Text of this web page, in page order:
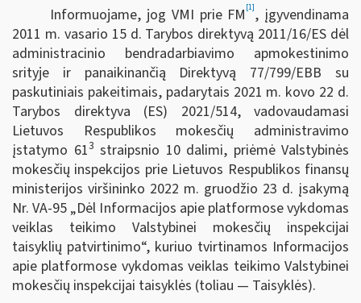
Informuojame, jog VMI prie FM [1], įgyvendinama
2011 m. vasario 15 d. Tarybos direktyvą 2011/16/ES dėl
administracinio bendradarbiavimo apmokestinimo
srityje ir panaikinančią Direktyvą 77/799/EBB su
paskutiniais pakeitimais, padarytais 2021 m. kovo 22 d.
Tarybos direktyva (ES) 2021/514, vadovaudamasi
Lietuvos Respublikos mokesčių administravimo
įstatymo 613 straipsnio 10 dalimi, priėmė Valstybinės
mokesčių inspekcijos prie Lietuvos Respublikos finansų
ministerijos viršininko 2022 m. gruodžio 23 d. įsakymą
Nr. VA-95 „Dėl Informacijos apie platformose vykdomas
veiklas teikimo Valstybinei mokesčių inspekcijai
taisyklių patvirtinimo“, kuriuo tvirtinamos Informacijos
apie platformose vykdomas veiklas teikimo Valstybinei
mokesčių inspekcijai taisyklės (toliau — Taisyklės).